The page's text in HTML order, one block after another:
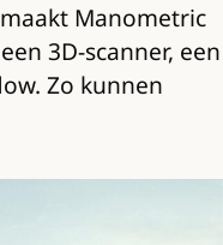
Manometric
3D-scanner, een
Zo kunnen